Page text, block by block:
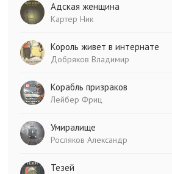
Адская женщина
Картер Ник
Король живет в интернате
Добряков Владимир
Корабль призраков
Лейбер Фриц
Умиралище
Росляков Александр
Тезей